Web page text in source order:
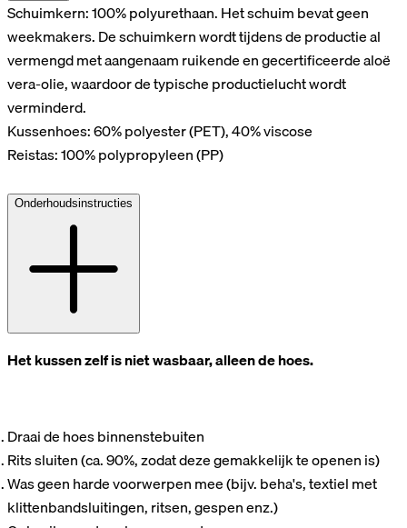
Schuimkern: 100% polyurethaan. Het schuim bevat geen
weekmakers. De schuimkern wordt tijdens de productie al
vermengd met aangenaam ruikende en gecertificeerde aloë
vera-olie, waardoor de typische productielucht wordt
verminderd.
Kussenhoes: 60% polyester (PET), 40% viscose
Reistas: 100% polypropyleen (PP)
Onderhoudsinstructies
Het kussen zelf is niet wasbaar, alleen de hoes.
Draai de hoes binnenstebuiten
Rits sluiten (ca. 90%, zodat deze gemakkelijk te openen is)
Was geen harde voorwerpen mee (bijv. beha's, textiel met
klittenbandsluitingen, ritsen, gespen enz.)